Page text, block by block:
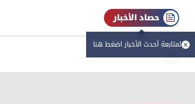
حصاد الأخبار
لمتابعة أحدث الأخبار اضغط هنا